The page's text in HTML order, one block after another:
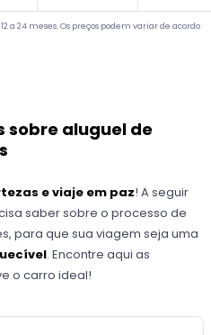
a 24 meses. Os preços podem variar de acordo
sobre aluguel de
e viaje em paz! A seguir
saber sobre o processo de
para que sua viagem seja uma
. Encontre aqui as
o carro ideal!